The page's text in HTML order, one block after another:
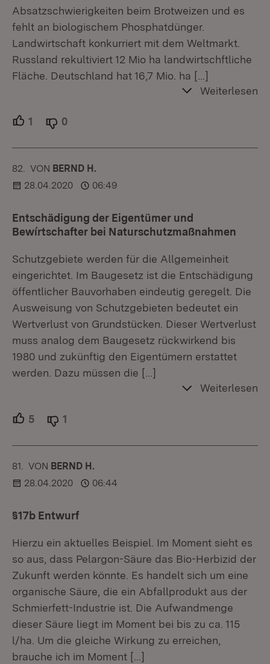
Absatzschwierigkeiten beim Brotweizen und es
fehlt an biologischem Phosphatdünger.
Landwirtschaft konkurriert mit dem Weltmarkt.
Russland rekultiviert 12 Mio ha landwirtschftliche
Fläche. Deutschland hat 16,7 Mio. ha […]
Weiterlesen
1 Unterstützer.
0
82. KOMMENTAR
VON :BERND H.
28.04.2020
06:49
Entschädigung der Eigentümer und
Bewírtschafter bei Naturschutzmaßnahmen
Schutzgebiete werden für die Allgemeinheit
eingerichtet. Im Baugesetz ist die Entschädigung
öffentlicher Bauvorhaben eindeutig geregelt. Die
Ausweisung von Schutzgebieten bedeutet ein
Wertverlust von Grundstücken. Dieser Wertverlust
muss analog dem Baugesetz rückwirkend bis
1980 und zukünftig den Eigentümern erstattet
werden. Dazu müssen die […]
Weiterlesen
5 Unterstützer.
1
81. KOMMENTAR
VON :BERND H.
28.04.2020
06:44
§17b Entwurf
Hierzu ein aktuelles Beispiel. Im Moment sieht es
so aus, dass Pelargon-Säure das Bio-Herbizid der
Zukunft werden könnte. Es handelt sich um eine
organische Säure, die ein Abfallprodukt aus der
Schmierfett-Industrie ist. Die Aufwandmenge
dieser Säure liegt im Moment bei bis zu ca. 115
l/ha. Um die gleiche Wirkung zu erreichen,
brauche ich im Moment […]